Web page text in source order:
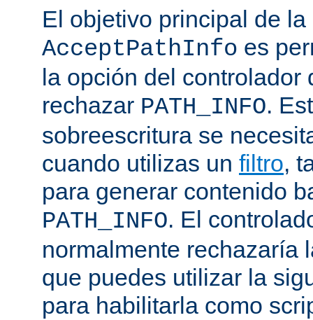
El objetivo principal de la
AcceptPathInfo es
la opción del controlador
rechazar PATH_INFO.
sobreescritura se
cuando utilizas un filtro,
para generar contenido
PATH_INFO. El
normalmente rechazaría
que puedes utilizar la
para habilitarla como